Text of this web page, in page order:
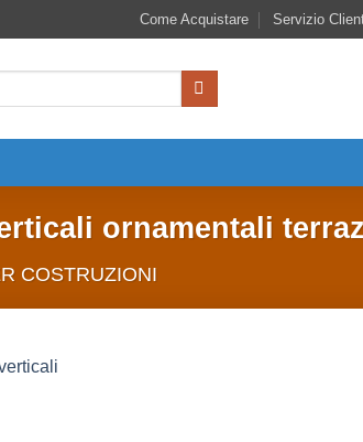
Come Acquistare Servizio
ornamentali
COSTRUZIONI